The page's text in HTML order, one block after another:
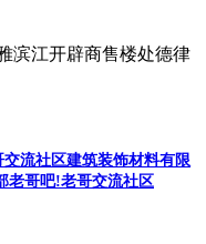
滨江开辟商售楼处德律
流社区建筑装饰材料有限
老哥吧!老哥交流社区